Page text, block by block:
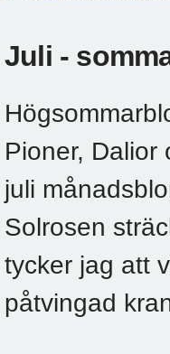
Juli -
Pioner, Dalior
juli
Solrosen
tycker jag att
påtvingad